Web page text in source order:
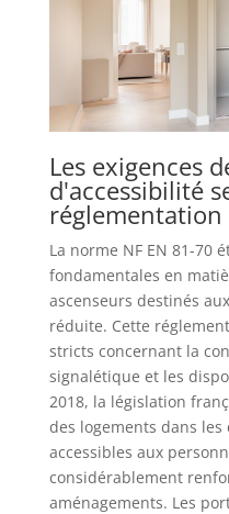
Les exigences
d'accessibilité
La norme NF EN 81-70
fondamentales en
ascenseurs destinés
réduite. Cette
stricts concernant la
signalétique et les
2018, la législation
des logements dans
accessibles aux
considérablement
aménagements. Les